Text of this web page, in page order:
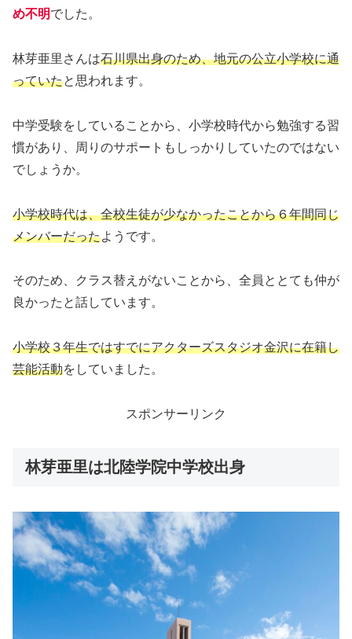
め不明でした。
林芽亜里さんは石川県出身のため、地元の公立小学校に通
っていたと思われます。
中学受験をしていることから、小学校時代から勉強する習
慣があり、周りのサポートもしっかりしていたのではない
でしょうか。
小学校時代は、全校生徒が少なかったことから６年間同じ
メンバーだったようです。
そのため、クラス替えがないことから、全員ととても仲が
良かったと話しています。
小学校３年生ではすでにアクターズスタジオ金沢に在籍し
芸能活動をしていました。
スポンサーリンク
林芽亜里は北陸学院中学校出身